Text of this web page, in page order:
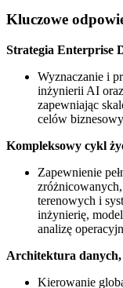
Kluczowe
Strategia Enterprise
Wyznaczanie i
inżynierii AI
zapewniając
celów
Kompleksowy cykl
Zapewnienie
terenowych i
inżynierię,
analizę
Architektura
Kierowanie